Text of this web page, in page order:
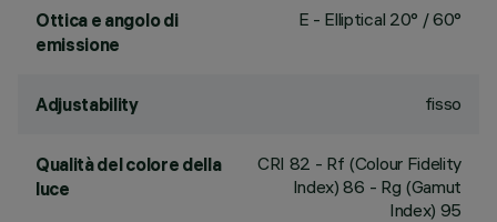
Ottica e angolo di
emissione
E - Elliptical 20° / 60°
Adjustability fisso
Qualità del colore della
luce
CRI 82 - Rf (Colour Fidelity
Index) 86 - Rg (Gamut
Index) 95